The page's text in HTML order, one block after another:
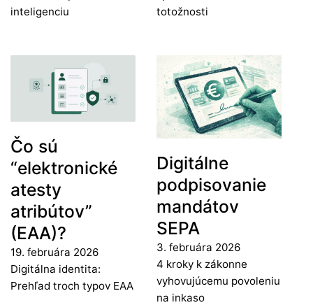
inteligenciu
totožnosti
Čo sú
“elektronické
atesty
atribútov”
(EAA)?
19. februára 2026
Digitálna identita:
Prehľad troch typov EAA
Digitálne
podpisovanie
mandátov
SEPA
3. februára 2026
4 kroky k zákonne
vyhovujúcemu povoleniu
na inkaso